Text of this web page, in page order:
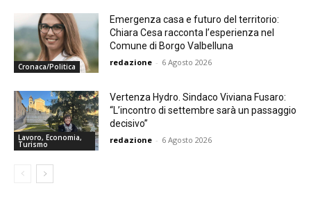
Cronaca/Politica
Emergenza casa e futuro del territorio:
Chiara Cesa racconta l’esperienza nel
Comune di Borgo Valbelluna
redazione - 6 Agosto 2026
Lavoro, Economia,
Turismo
Vertenza Hydro. Sindaco Viviana Fusaro:
“L’incontro di settembre sarà un passaggio
decisivo”
redazione - 6 Agosto 2026